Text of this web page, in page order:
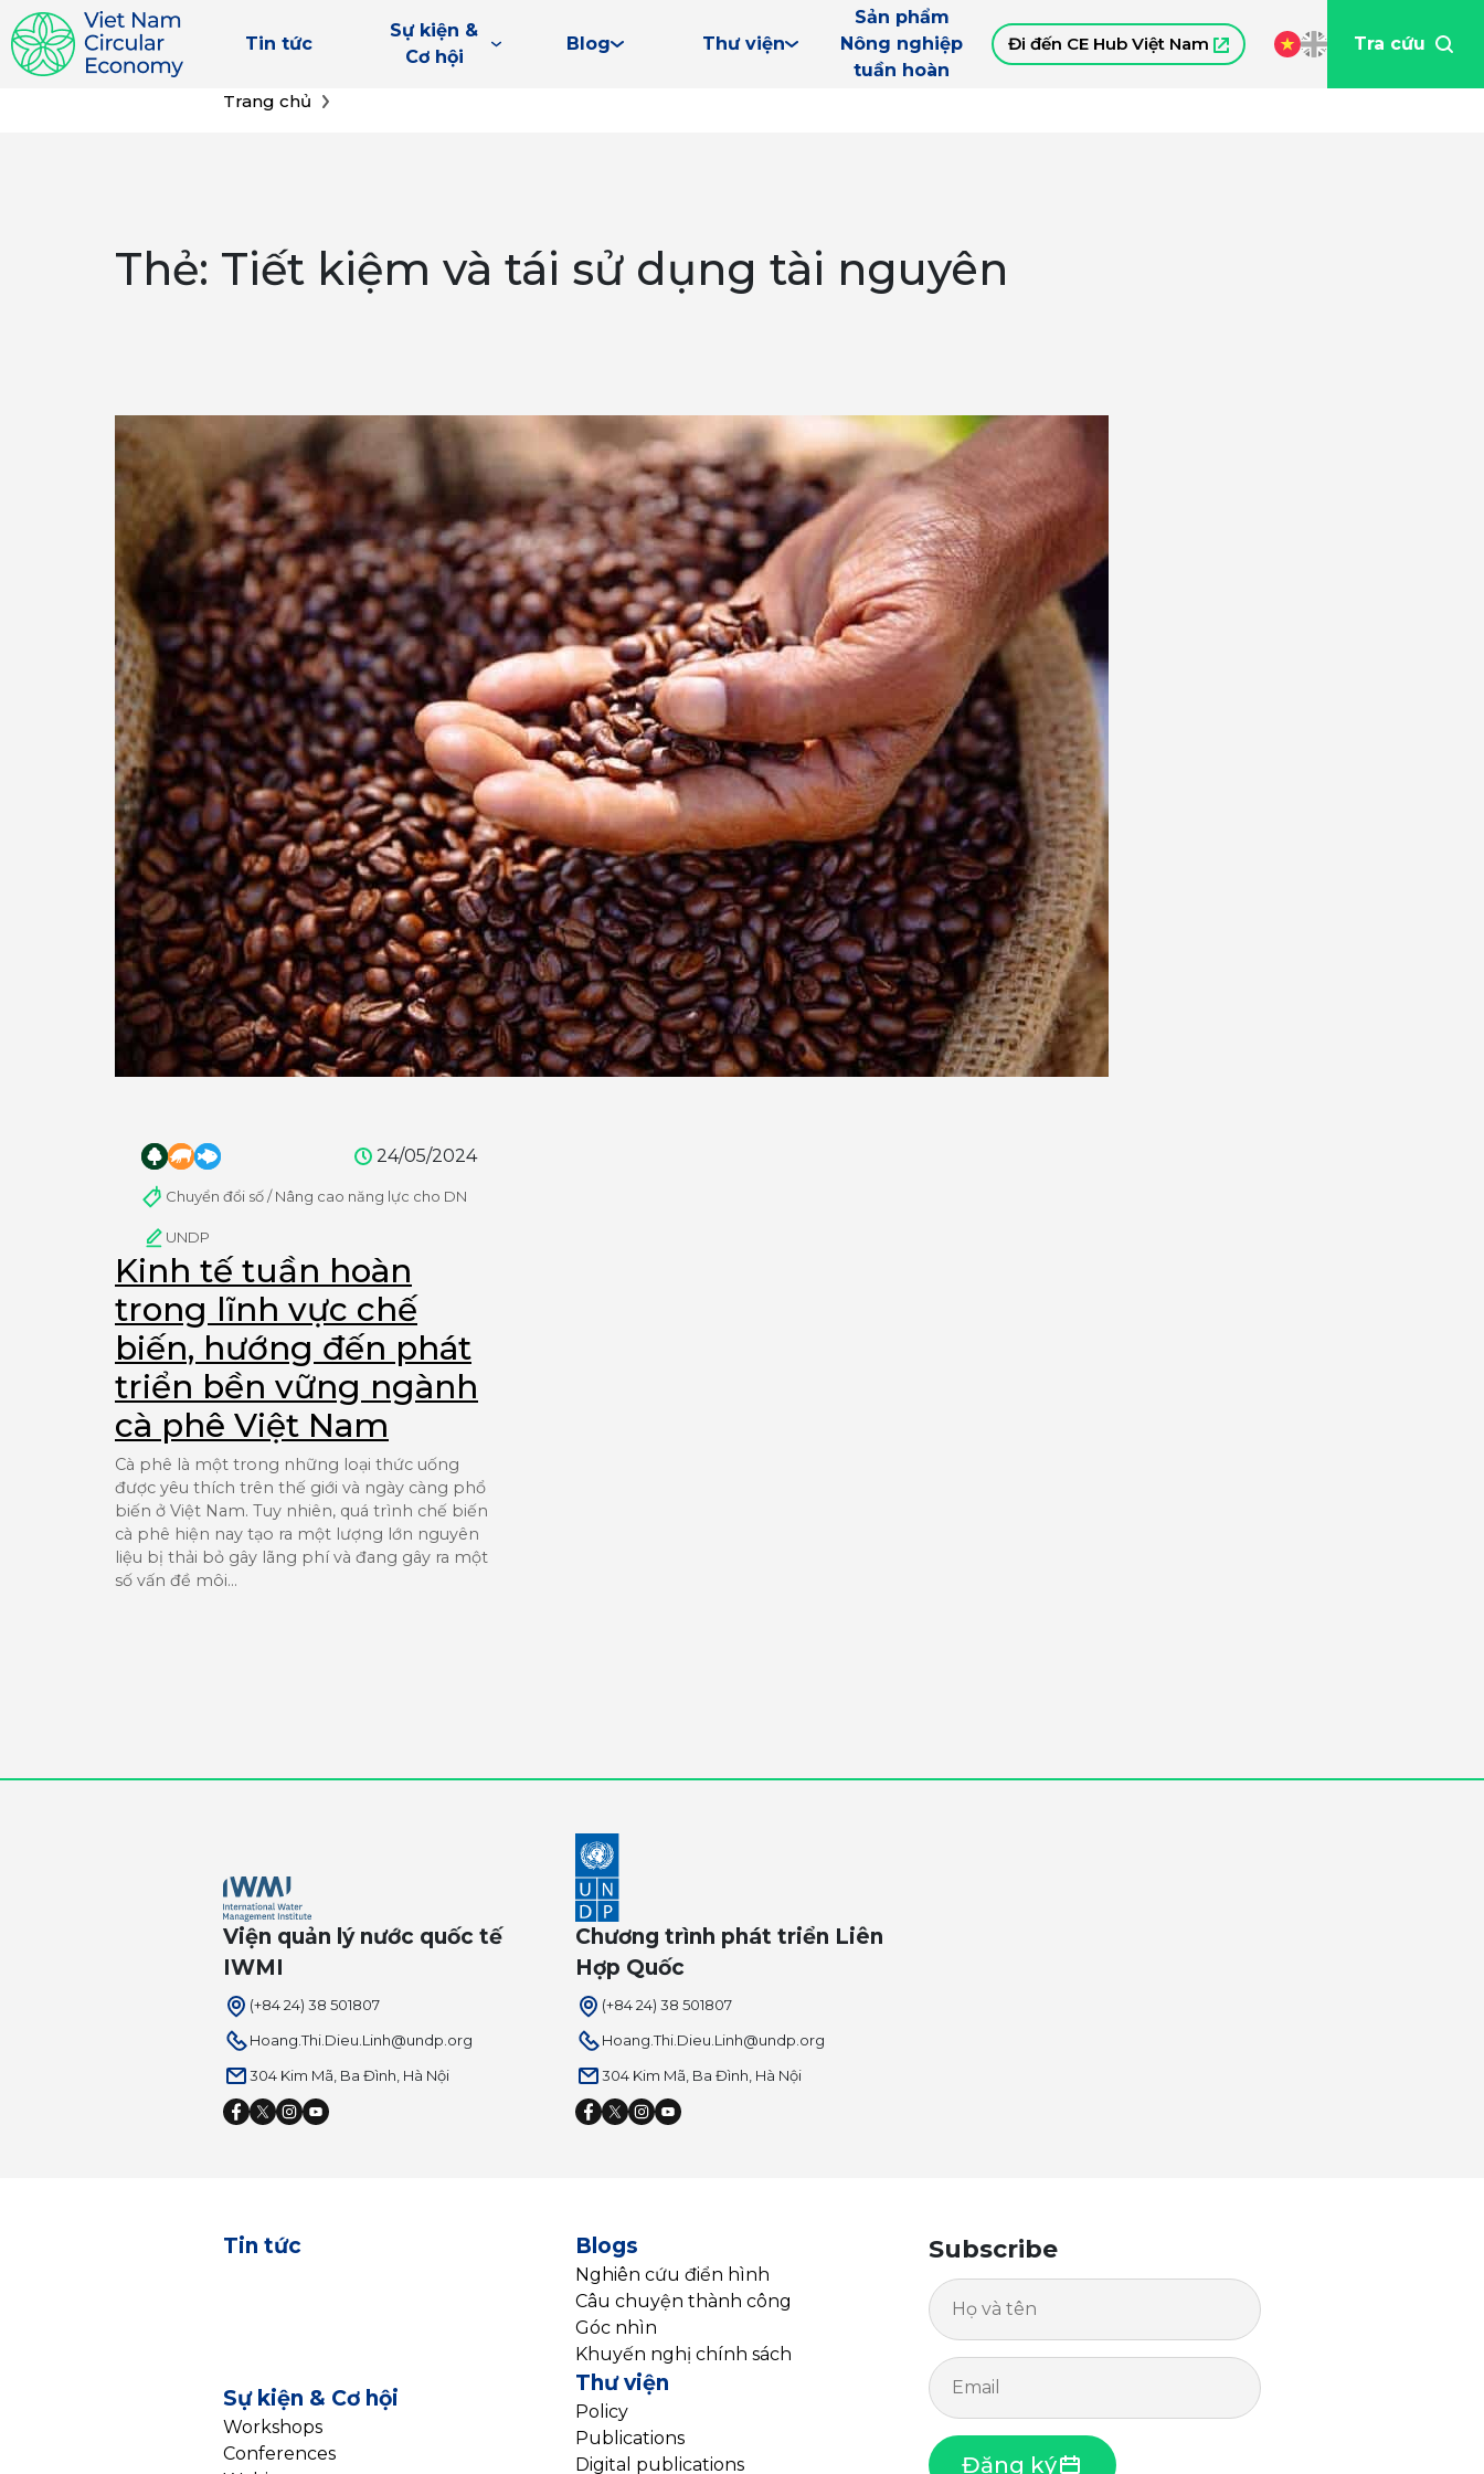
Tin tức
Sự kiện &
Cơ hội
Blog Thư viện
Sản phẩm
Nông nghiệp
tuần hoàn
Đi đến CE Hub Việt Nam Tra cứu
Trang chủ
Thẻ: Tiết kiệm và tái sử dụng tài nguyên
24/05/2024
Chuyển đổi số / Nâng cao năng lực cho DN
UNDP
Kinh tế tuần hoàn
trong lĩnh vực chế
biến, hướng đến phát
triển bền vững ngành
cà phê Việt Nam
Cà phê là một trong những loại thức uống
được yêu thích trên thế giới và ngày càng phổ
biến ở Việt Nam. Tuy nhiên, quá trình chế biến
cà phê hiện nay tạo ra một lượng lớn nguyên
liệu bị thải bỏ gây lãng phí và đang gây ra một
số vấn đề môi…
Viện quản lý nước quốc tế
IWMI
(+84 24) 38 501807
Hoang.Thi.Dieu.Linh@undp.org
304 Kim Mã, Ba Đình, Hà Nội
Chương trình phát triển Liên
Hợp Quốc
(+84 24) 38 501807
Hoang.Thi.Dieu.Linh@undp.org
304 Kim Mã, Ba Đình, Hà Nội
Tin tức
Sự kiện & Cơ hội
Workshops
Conferences
Blogs
Nghiên cứu điển hình
Câu chuyện thành công
Góc nhìn
Khuyến nghị chính sách
Thư viện
Policy
Publications
Digital publications
Subscribe
Đăng ký